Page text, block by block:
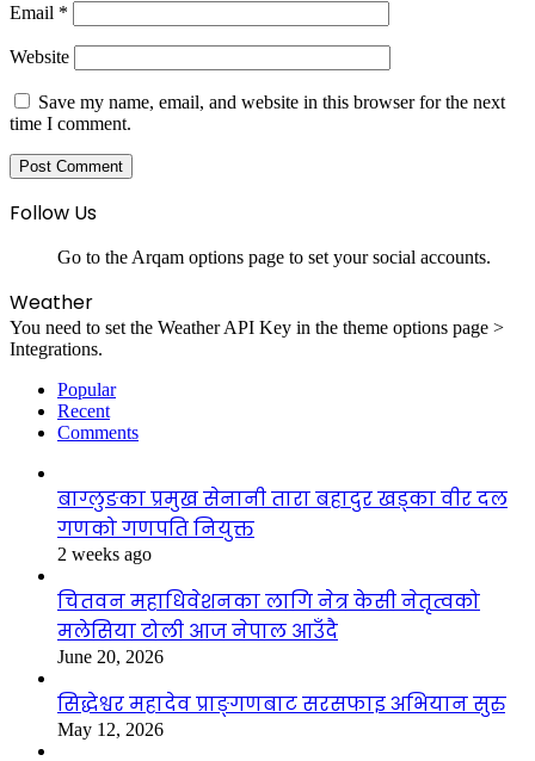
Email *
Website
Save my name, email, and website in this browser for the next
time I comment.
Follow Us
Go to the Arqam options page to set your social accounts.
Weather
You need to set the Weather API Key in the theme options page >
Integrations.
Popular
Recent
Comments
बाग्लुङका प्रमुख सेनानी तारा बहादुर खड्का वीर दल
गणको गणपति नियुक्त
2 weeks ago
चितवन महाधिवेशनका लागि नेत्र केसी नेतृत्वको
मलेसिया टोली आज नेपाल आउँदै
June 20, 2026
सिद्धेश्वर महादेव प्राङ्गणबाट सरसफाइ अभियान सुरु
May 12, 2026